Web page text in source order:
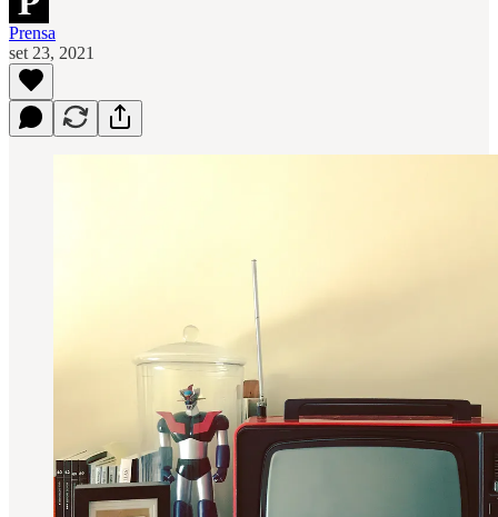
Prensa
set 23, 2021